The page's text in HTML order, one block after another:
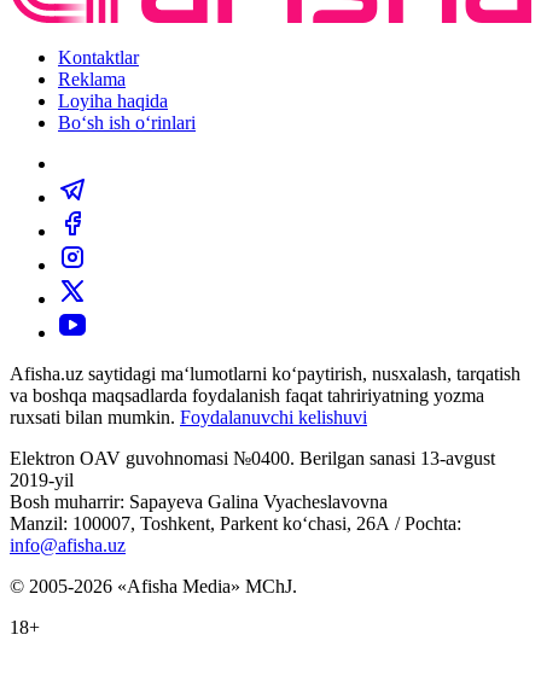
Kontaktlar
Reklama
Loyiha haqida
Bo‘sh ish o‘rinlari
Afisha.uz saytidagi ma‘lumotlarni ko‘paytirish, nusxalash, tarqatish
va boshqa maqsadlarda foydalanish faqat tahririyatning yozma
ruxsati bilan mumkin. Foydalanuvchi kelishuvi
Elektron OAV guvohnomasi №0400. Berilgan sanasi 13-avgust
2019-yil
Bosh muharrir: Sapayeva Galina Vyacheslavovna
Manzil: 100007, Toshkent, Parkent ko‘chasi, 26А / Pochta:
info@afisha.uz
© 2005-2026 «Afisha Media» MChJ.
18+